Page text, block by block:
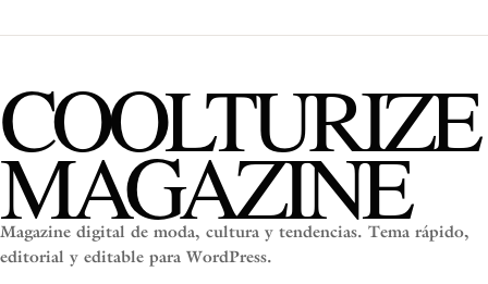
COOLTURIZE
MAGAZINE
Magazine digital de moda, cultura y tendencias. Tema rápido,
editorial y editable para WordPress.